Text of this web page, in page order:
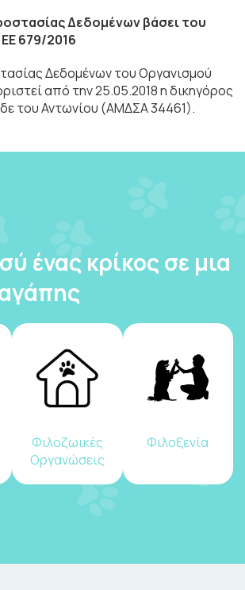
Δεδομένων βάσει του
679/2016
Δεδομένων του Οργανισμού
από την 25.05.2018 η δικηγόρος
του Αντωνίου (ΑΜΔΣΑ 34461).
ένας κρίκος σε μια
Φιλοζωικές
Οργανώσεις
Φιλοξενία